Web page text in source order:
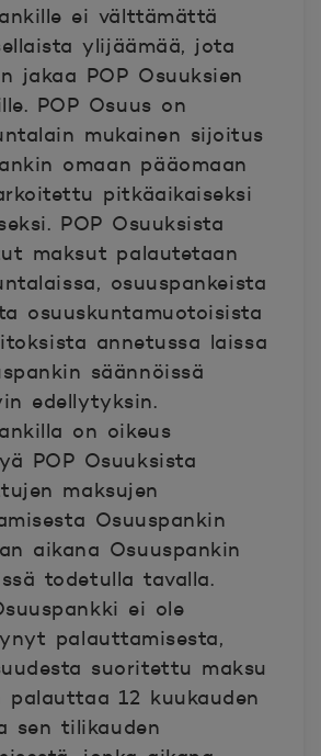
ei välttämättä
ylijäämää, jota
jakaa POP Osuuksien
POP Osuus on
mukainen sijoitus
omaan pääomaan
pitkäaikaiseksi
POP Osuuksista
maksut palautetaan
osuuspankeista
osuuskuntamuotoisista
annetussa laissa
säännöissä
edellytyksin.
on oikeus
POP Osuuksista
maksujen
Osuuspankin
aikana Osuuspankin
todetulla tavalla.
ei ole
palauttamisesta,
suoritettu maksu
palauttaa 12 kuukauden
sen tilikauden